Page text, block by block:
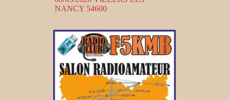
NANCY 54600